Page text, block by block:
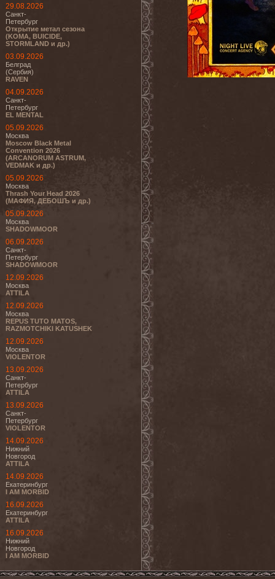
29.08.2026
Санкт-
Петербург
Открытие метал сезона
(KOMA, BUICIDE,
STORMLAND и др.)
03.09.2026
Белград
(Сербия)
RAVEN
04.09.2026
Санкт-
Петербург
EL MENTAL
05.09.2026
Москва
Moscow Black Metal
Convention 2026
(ARCANORUM ASTRUM,
VEDMAK и др.)
05.09.2026
Москва
Thrash Your Head 2026
(МАФИЯ, ДЕБОШЪ и др.)
05.09.2026
Москва
SHADOWMOOR
06.09.2026
Санкт-
Петербург
SHADOWMOOR
12.09.2026
Москва
ATTILA
12.09.2026
Москва
REPUS TUTO MATOS,
RAZMOTCHIKI KATUSHEK
12.09.2026
Москва
VIOLENTOR
13.09.2026
Санкт-
Петербург
ATTILA
13.09.2026
Санкт-
Петербург
VIOLENTOR
14.09.2026
Нижний
Новгород
ATTILA
14.09.2026
Екатеринбург
I AM MORBID
16.09.2026
Екатеринбург
ATTILA
16.09.2026
Нижний
Новгород
I AM MORBID